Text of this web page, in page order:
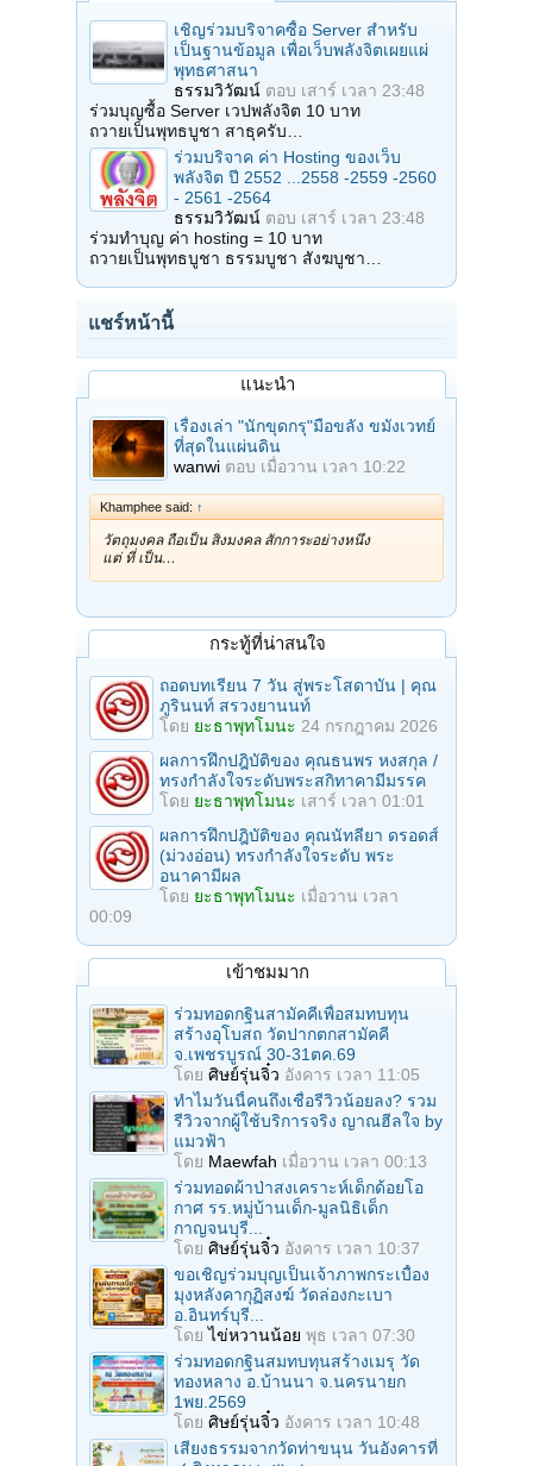
เชิญร่วมบริจาคซื้อ Server สำหรับ
เป็นฐานข้อมูล เพื่อเว็บพลังจิตเผยแผ่
พุทธศาสนา
ธรรมวิวัฒน์ ตอบ เสาร์ เวลา 23:48
ร่วมบุญซื้อ Server เวปพลังจิต 10 บาท
ถวายเป็นพุทธบูชา สาธุครับ…
ร่วมบริจาค ค่า Hosting ของเว็บ
พลังจิต ปี 2552 ...2558 -2559 -2560
- 2561 -2564
ธรรมวิวัฒน์ ตอบ เสาร์ เวลา 23:48
ร่วมทำบุญ ค่า hosting = 10 บาท
ถวายเป็นพุทธบูชา ธรรมบูชา สังฆบูชา…
แชร์หน้านี้
แนะนำ
เรื่องเล่า "นักขุดกรุ"มือขลัง ขมังเวทย์
ที่สุดในแผ่นดิน
wanwi ตอบ เมื่อวาน เวลา 10:22
Khamphee said: ↑
วัตถุมงคล ถือเป็น สิ่งมงคล สักการะอย่างหนึ่ง
แต่ ที่ เป็น…
กระทู้ที่น่าสนใจ
ถอดบทเรียน 7 วัน สู่พระโสดาบัน | คุณ
ภูรินนท์ สรวงยานนท์
โดย ยะธาพุทโมนะ 24 กรกฎาคม 2026
ผลการฝึกปฎิบัติของ คุณธนพร หงสกุล /
ทรงกำลังใจระดับพระสกิทาคามีมรรค
โดย ยะธาพุทโมนะ เสาร์ เวลา 01:01
ผลการฝึกปฎิบัติของ คุณนัทลียา ดรอดส์
(ม่วงอ่อน) ทรงกำลังใจระดับ พระ
อนาคามีผล
โดย ยะธาพุทโมนะ เมื่อวาน เวลา
00:09
เข้าชมมาก
ร่วมทอดกฐินสามัคคีเพื่อสมทบทุน
สร้างอุโบสถ วัดปากตกสามัคคี
จ.เพชรบูรณ์ 30-31ตค.69
โดย ศิษย์รุ่นจิ๋ว อังคาร เวลา 11:05
ทำไมวันนี้คนถึงเชื่อรีวิวน้อยลง? รวม
รีวิวจากผู้ใช้บริการจริง ญาณฮีลใจ by
แมวฟ้า
โดย Maewfah เมื่อวาน เวลา 00:13
ร่วมทอดผ้าป่าสงเคราะห์เด็กด้อยโอ
กาศ รร.หมู่บ้านเด็ก-มูลนิธิเด็ก
กาญจนบุรี...
โดย ศิษย์รุ่นจิ๋ว อังคาร เวลา 10:37
ขอเชิญร่วมบุญเป็นเจ้าภาพกระเบื้อง
มุงหลังคากุฏิสงฆ์ วัดล่องกะเบา
อ.อินทร์บุรี...
โดยไข่หวานน้อย พุธ เวลา 07:30
ร่วมทอดกฐินสมทบทุนสร้างเมรุ วัด
ทองหลาง อ.บ้านนา จ.นครนายก
1พย.2569
โดย ศิษย์รุ่นจิ๋ว อังคาร เวลา 10:48
เสียงธรรมจากวัดท่าขนุน วันอังคารที่